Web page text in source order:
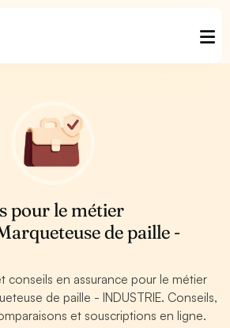
pour le métier
de paille -
conseils en assurance pour le métier
de paille - INDUSTRIE. Conseils,
et souscriptions en ligne.